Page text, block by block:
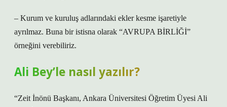
– Kurum ve kuruluş adlarındaki ekler kesme işaretiyle
ayrılmaz. Buna bir istisna olarak “AVRUPA BİRLİĞİ”
örneğini verebiliriz.
Ali Bey’le nasıl yazılır?
“Zeit İnönü Başkanı, Ankara Üniversitesi Öğretim Üyesi Ali